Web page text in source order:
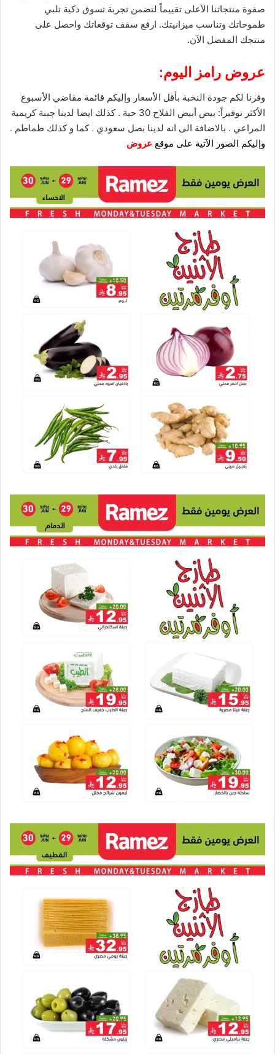
صفوة منتجاتنا الأعلى تقييماً لتضمن تجربة تسوق ذكية تلبي
طموحاتك وتناسب ميزانيتك. ارفع سقف توقعاتك واحصل على
منتجك المفضل الآن.
عروض رامز اليوم:
وفرنا لكم جودة النخبة بأقل الأسعار وإليكم قائمة مقاضي الأسبوع
الأكثر توفيراً: بيض أبيض الفلاح 30 حبة . كذلك ايضا لدينا جبنة كريمية
المراعي . بالاضافة الى انه لدينا بصل سعودي . كما و كذلك طماطم .
وإليكم الصور الآتية على موقع عروض